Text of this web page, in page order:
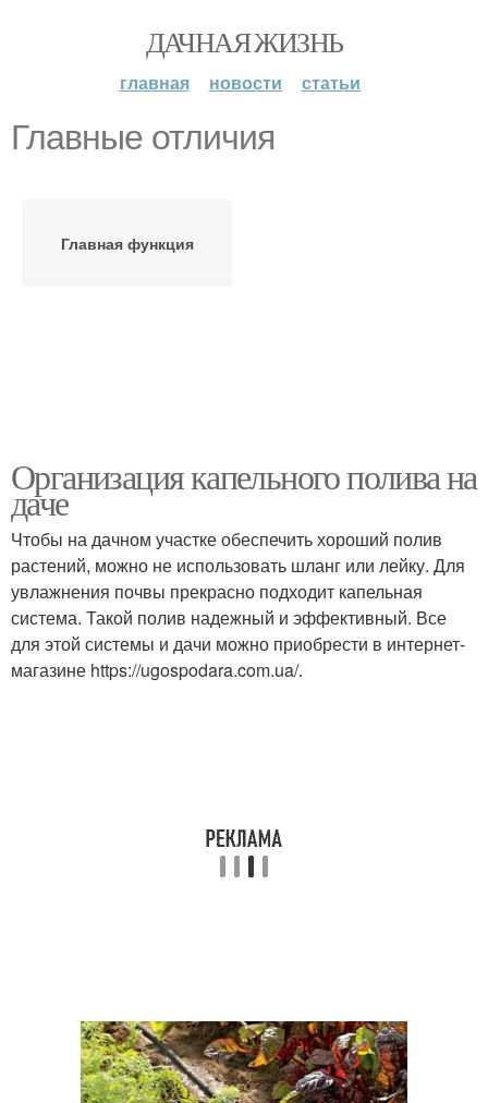
ДАЧНАЯ ЖИЗНЬ
главная новости статьи
Главные отличия
Главная функция
Организация капельного полива на
даче
Чтобы на дачном участке обеспечить хороший полив
растений, можно не использовать шланг или лейку. Для
увлажнения почвы прекрасно подходит капельная
система. Такой полив надежный и эффективный. Все
для этой системы и дачи можно приобрести в интернет-
магазине https://ugospodara.com.ua/.